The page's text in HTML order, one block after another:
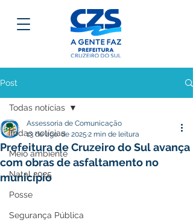
Post
Todas notícias
Meio ambiente
Natal 2025
Posse
Segurança Pública
Todas notícias
Prefeitura de Cruzeiro do Sul avança
com obras de asfaltamento no
município
Assessoria de Comunicação
13 de ago. de 2025 2 min de leitura